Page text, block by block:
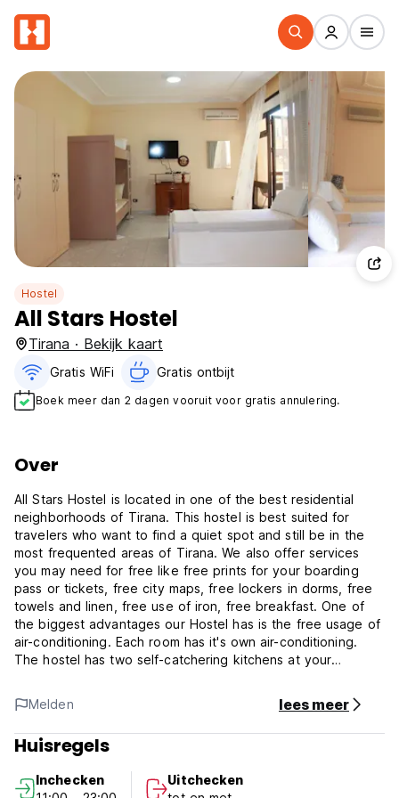
Hostel
All Stars Hostel
Tirana · Bekijk kaart
Gratis WiFi Gratis ontbijt‎
Boek meer dan 2 dagen vooruit voor gratis annulering.
Over
All Stars Hostel is located in one of the best residential
neighborhoods of Tirana. This hostel is best suited for
travelers who want to find a quiet spot and still be in the
most frequented areas of Tirana. We also offer services
you may need for free like free prints for your boarding
pass or tickets, free city maps, free lockers in dorms, free
towels and linen, free use of iron, free breakfast. One of
the biggest advantages our Hostel has is the free usage of
air-conditioning. Each room has it's own air-conditioning.
The hostel has two self-catchering kitchens at your
Also the hostel has a fantastic location between two main
streets, Kavaja and Myslym Shyri.
If you walk down from the Hostel in about 50 meters you
shopping street with the coolest bars of Tirana. If you walk
Melden lees meer
Huisregels
Inchecken
Uitchecken